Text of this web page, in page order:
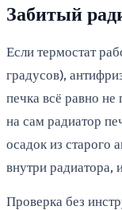
Забитый
Если термостат
градусов),
печка всё равно не
на сам радиатор
осадок из старого
внутри радиатора,
Проверка без